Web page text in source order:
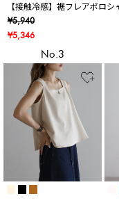
【接触冷感】裾フレアポロシ
¥5,940
¥5,346
No.3